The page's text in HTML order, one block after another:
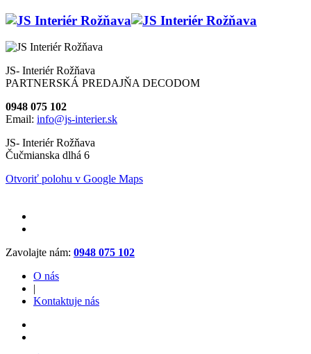
JS- Interiér Rožňava
PARTNERSKÁ PREDAJŇA DECODOM
0948 075 102
Email: info@js-interier.sk
JS- Interiér Rožňava
Čučmianska dlhá 6
Otvoriť polohu v Google Maps
Zavolajte nám: 0948 075 102
O nás
|
Kontaktuje nás